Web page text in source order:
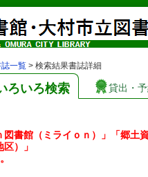
一覧 > 検索結果書誌詳細
ろいろ検索 貸出・
書館（ミライｏｎ）」「郷
）」